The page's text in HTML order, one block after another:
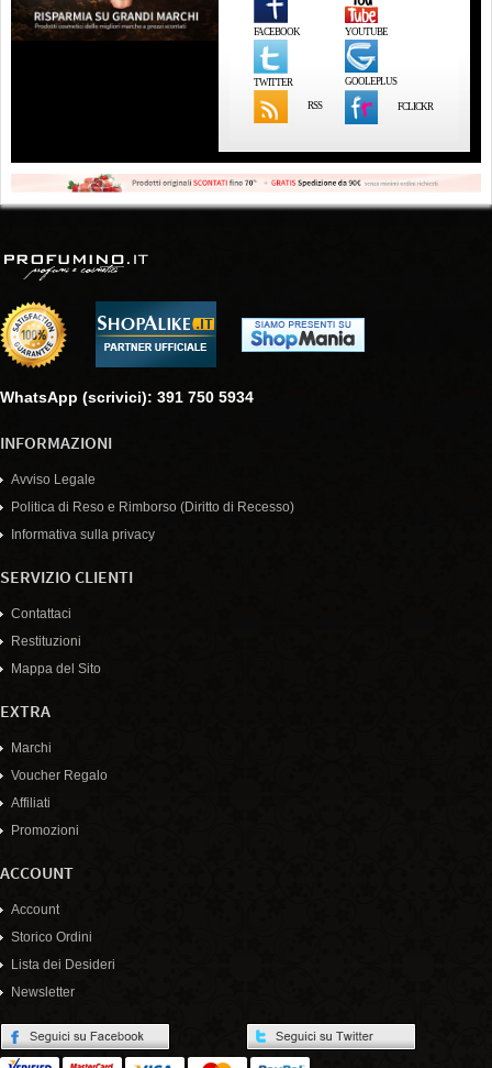
FACEBOOK YOUTUBE
TWITTER GOOLEPLUS
RSS FCLICKR
WhatsApp (scrivici): 391 750 5934
INFORMAZIONI
Avviso Legale
Politica di Reso e Rimborso (Diritto di Recesso)
Informativa sulla privacy
SERVIZIO CLIENTI
Contattaci
Restituzioni
Mappa del Sito
EXTRA
Marchi
Voucher Regalo
Affiliati
Promozioni
ACCOUNT
Account
Storico Ordini
Lista dei Desideri
Newsletter